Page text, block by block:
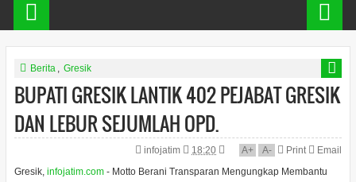
Berita , Gresik
BUPATI GRESIK LANTIK 402 PEJABAT GRESIK
DAN LEBUR SEJUMLAH OPD.
infojatim 18:20 A+ A- Print
Email
Gresik, infojatim.com- Motto Berani Transparan Mengungkap Membantu